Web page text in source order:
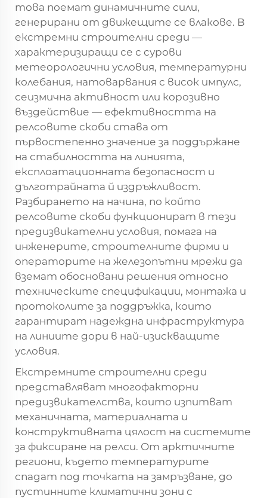
това поемат динамичните сили,
генерирани от движещите се влакове. В
екстремни строителни среди —
характеризиращи се с сурови
метеорологични условия, температурни
колебания, натоварвания с висок импулс,
сеизмична активност или корозивно
въздействие — ефективността на
релсовите скоби става от
първостепенно значение за поддържане
на стабилността на линията,
експлоатационната безопасност и
дълготрайната й издръжливост.
Разбирането на начина, по който
релсовите скоби функционират в тези
предизвикателни условия, помага на
инженерите, строителните фирми и
операторите на железопътни мрежи да
вземат обосновани решения относно
техническите спецификации, монтажа и
протоколите за поддръжка, които
гарантират надеждна инфраструктура
на линиите дори в най-изискващите
условия.
Екстремните строителни среди
представляват многофакторни
предизвикателства, които изпитват
механичната, материалната и
конструктивната цялост на системите
за фиксиране на релси. От арктичните
региони, където температурите
спадат под точката на замръзване, до
пустинните климатични зони с